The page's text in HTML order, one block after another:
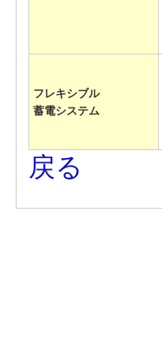
フレキシブル
蓄電システム
戻る